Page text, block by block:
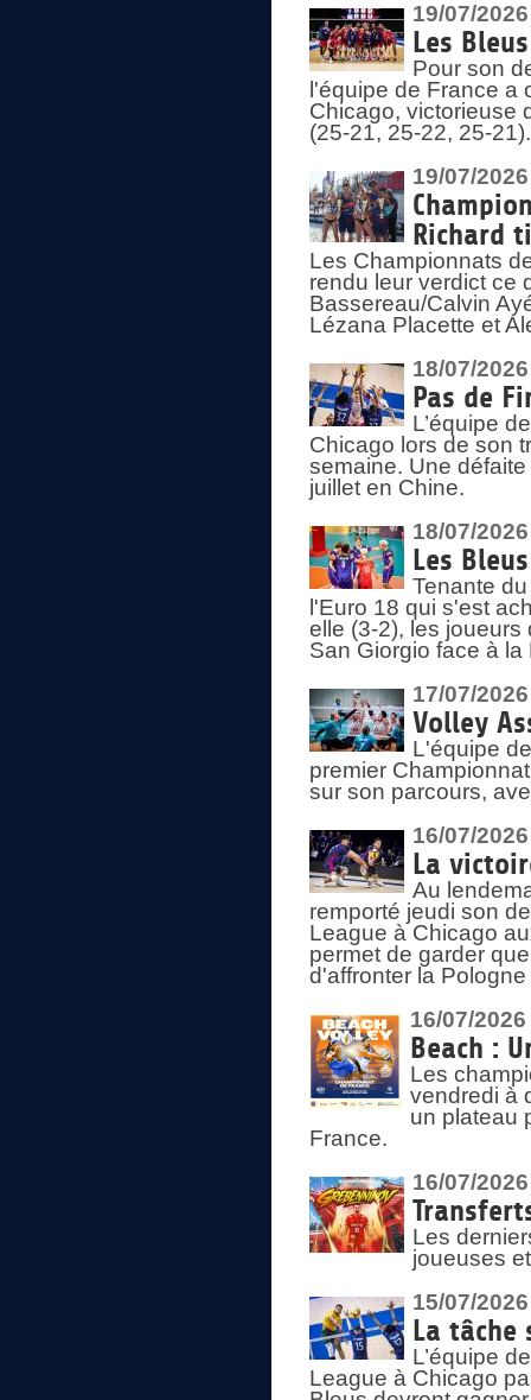
19/07/2026
Les
Pour son
l'équipe de France a
Chicago, victorieuse
(25-21, 25-22, 25-
19/07/2026
Richard
Les Championnats
rendu leur verdict ce
Bassereau/Calvin
Lézana Placette et
18/07/2026
Pas de
L’équipe
Chicago lors de son
semaine. Une
juillet en Chine.
18/07/2026
Les
Tenante
l'Euro 18 qui s'est
elle (3-2), les
San Giorgio face à la
17/07/2026
Volley
L'équipe
premier
sur son parcours,
16/07/2026
La
Au
remporté jeudi son
League à Chicago
permet de garder
d'affronter la
16/07/2026
Beach :
Les
vendredi à
un plateau
France.
16/07/2026
Les
joueuses
15/07/2026
La tâche
L’équipe
League à Chicago